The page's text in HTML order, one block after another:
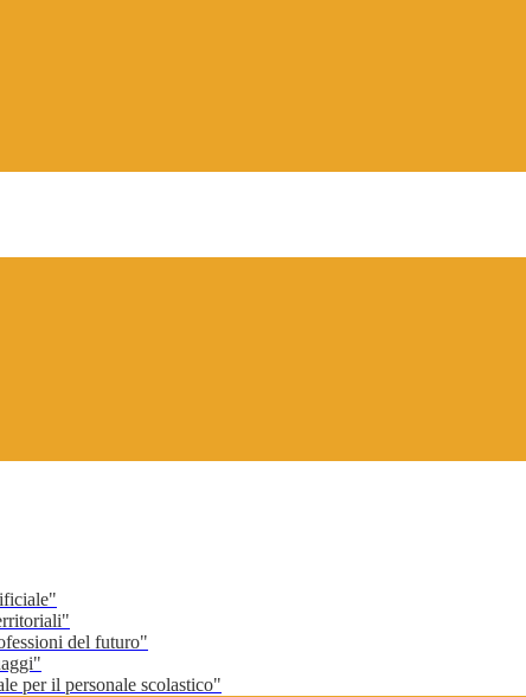
del futuro"
per il personale scolastico"